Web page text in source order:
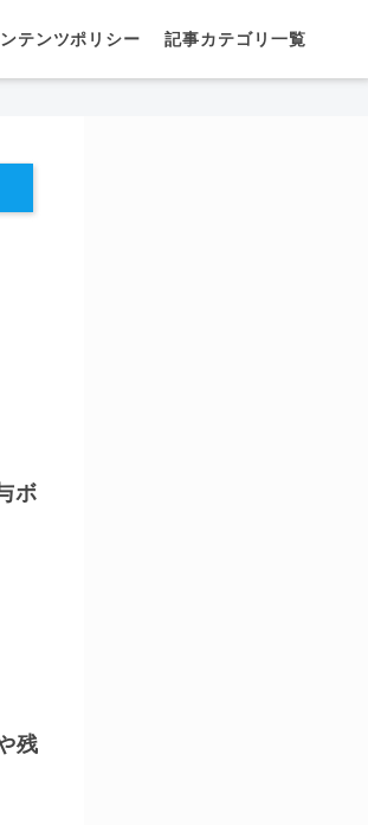
テンツポリシー 記事カテゴリ一覧
ボ
残